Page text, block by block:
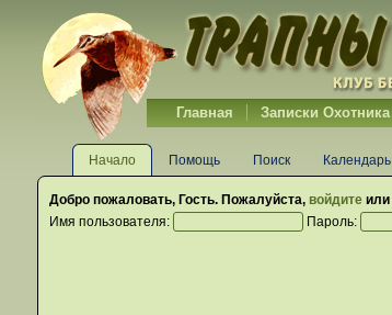
Главная Записки Охотника
Начало Помощь Поиск Календарь
Добро пожаловать, Гость. Пожалуйста, войдитеили
Имя пользователя:
Пароль: